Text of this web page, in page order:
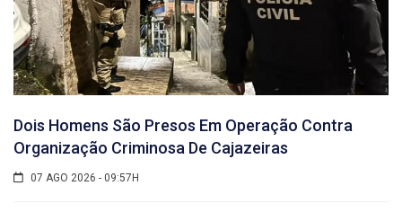
Dois Homens São Presos Em Operação Contra
Organização Criminosa De Cajazeiras
07 AGO 2026 - 09:57H